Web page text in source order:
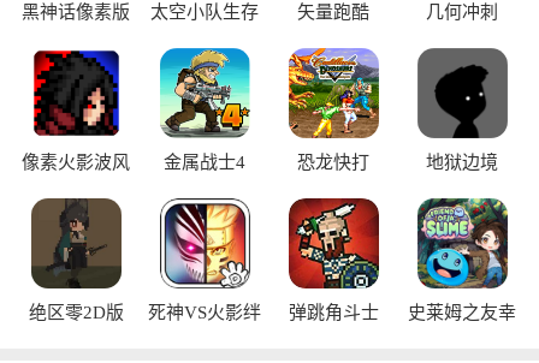
黑神话像素版 太空小队生存 矢量跑酷 几何冲刺
像素火影波风
金属战士4 恐龙快打 地狱边境
绝区零2D版 死神VS火影绊 弹跳角斗士
史莱姆之友幸